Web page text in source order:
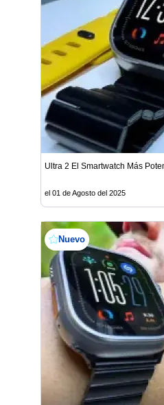
Ultra 2 El Smartwatch Más
el 01 de Agosto del 2025
Nuevo